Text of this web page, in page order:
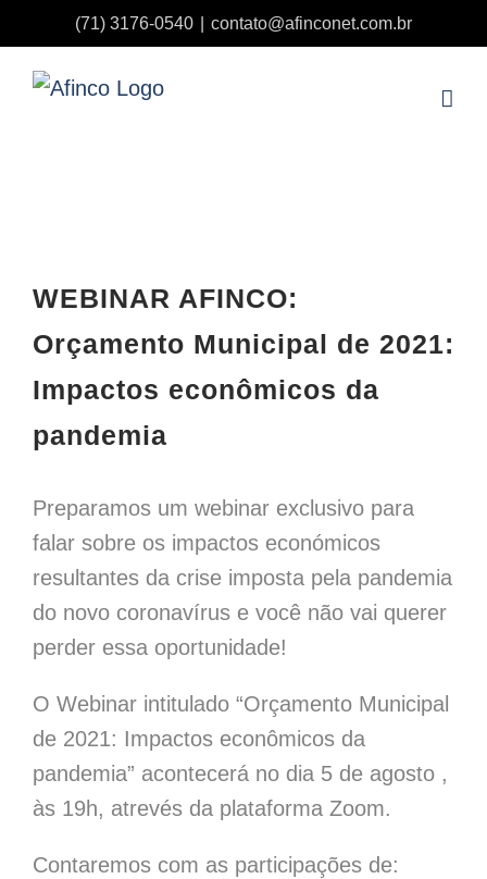
para
(71) 3176-0540 contato@afinconet.com.br
Larger
WEBINAR AFINCO:
Orçamento Municipal de 2021:
Impactos econômicos da
pandemia
Preparamos um webinar exclusivo para
falar sobre os impactos económicos
resultantes da crise imposta pela pandemia
do novo coronavírus e você não vai querer
perder essa oportunidade!
O Webinar intitulado “Orçamento Municipal
de 2021: Impactos econômicos da
pandemia” acontecerá no dia 5 de agosto ,
às 19h, atrevés da plataforma Zoom.
Contaremos com as participações de: